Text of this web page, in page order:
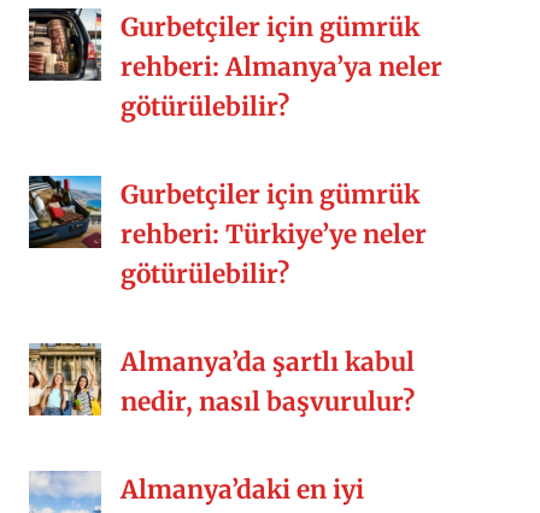
[…]
Gurbetçiler için gümrük
rehberi: Almanya’ya neler
götürülebilir?
Gurbetçiler için gümrük
rehberi: Türkiye’ye neler
götürülebilir?
Almanya’da şartlı kabul
nedir, nasıl başvurulur?
Almanya’daki en iyi